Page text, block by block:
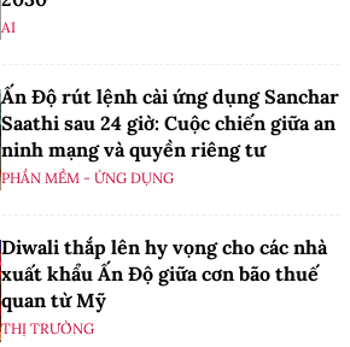
AI
Ấn Độ rút lệnh cài ứng dụng Sanchar
Saathi sau 24 giờ: Cuộc chiến giữa an
ninh mạng và quyền riêng tư
PHẦN MỀM - ỨNG DỤNG
Diwali thắp lên hy vọng cho các nhà
xuất khẩu Ấn Độ giữa cơn bão thuế
quan từ Mỹ
THỊ TRƯỜNG